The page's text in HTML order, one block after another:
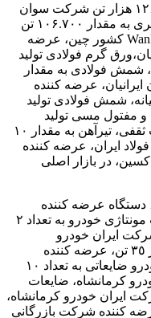
سوان
بطری به مقدار ۱۰۶.۷۰۰ تن
تولید شرکت Wankai New Materials Co.,Ltd کشور چین، عرضه
گرم فولادی تولید
شمش فولادی به مقدار
ایرانیان، عرضه کننده
شمش فولادی تولید
و مفتول مسی تولید
شرکت گروه تولیدی و بازرگانی ساتراب ثقفی، تیرآهن به مقدار ۱۰
ایران، عرضه کننده
اکسین، در بازار اصلی
همچنین بدنه ضایعاتی خودرو به تعداد ۶۰ دستگاه عرضه کننده
شرکت ایران خودرو کرمانشاه، ضایعات مونتاژی خودرو به تعداد ۲
شرکت ایران خودرو
کرمانشاه، اقلام پلیمری خودرو به مقدار ٣٥ تن، عرضه کننده
شرکت ایران خودرو کرمانشاه، چرخ خودرو ضایعاتی به تعداد ۱۰
کرمانشاه، ضایعات
کننده شرکت ایران خودرو کرمانشاه،